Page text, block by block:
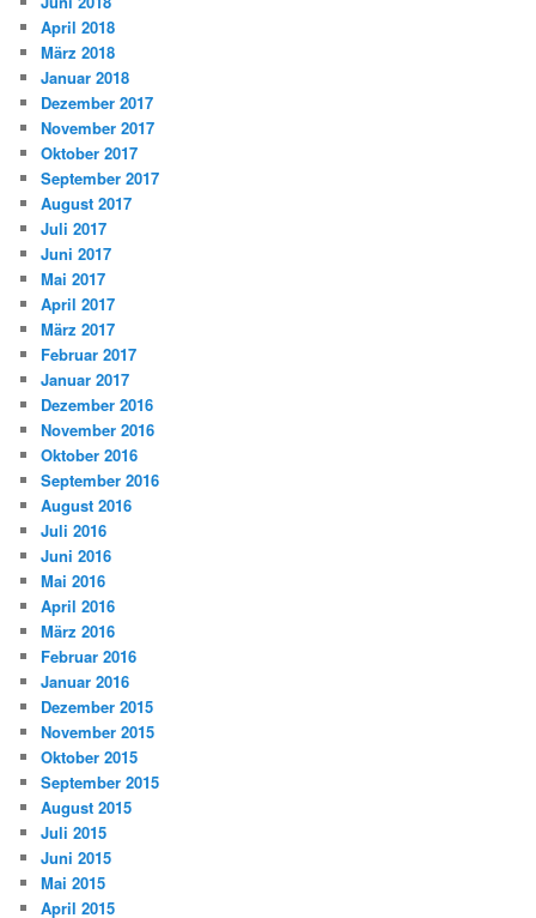
April 2018
März 2018
Januar 2018
Dezember 2017
November 2017
Oktober 2017
September 2017
August 2017
Juli 2017
Juni 2017
Mai 2017
April 2017
März 2017
Februar 2017
Januar 2017
Dezember 2016
November 2016
Oktober 2016
September 2016
August 2016
Juli 2016
Juni 2016
Mai 2016
April 2016
März 2016
Februar 2016
Januar 2016
Dezember 2015
November 2015
Oktober 2015
September 2015
August 2015
Juli 2015
Juni 2015
Mai 2015
April 2015